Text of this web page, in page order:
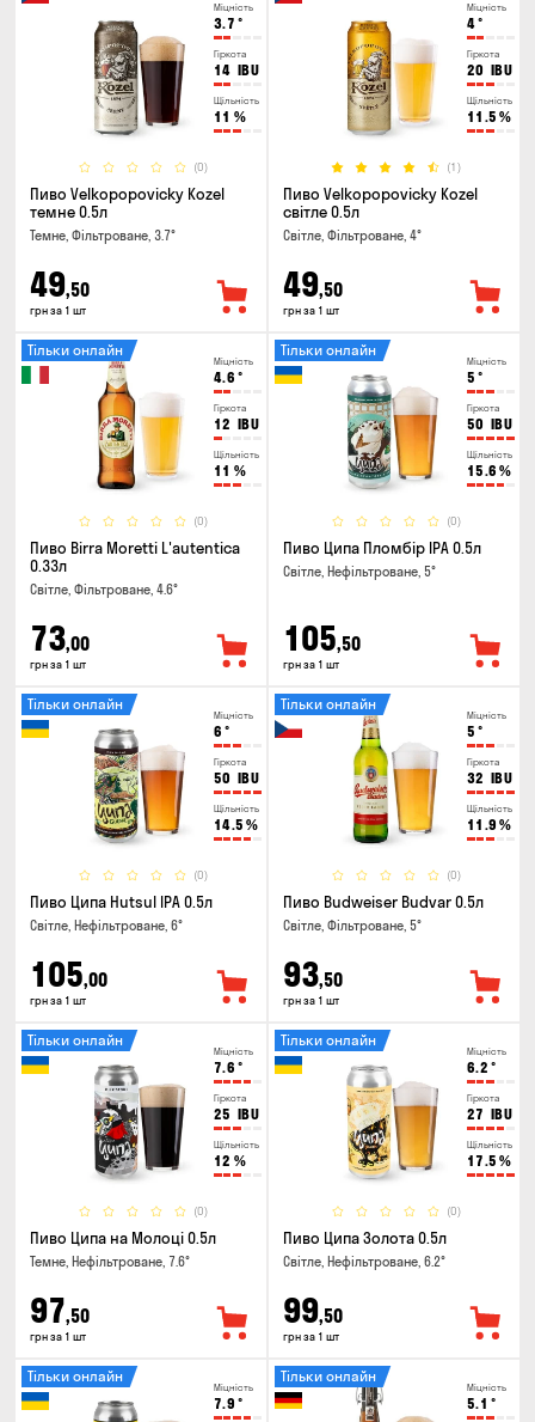
Міцність
3.7 °
Гіркота
14 IBU
Щільність
11 %
(0)
Пиво Velkopopovicky Kozel
темне 0.5л
Темне, Фільтроване, 3.7°
49,50
грн за 1 шт
Міцність
4°
Гіркота
20 IBU
Щільність
11.5 %
(1)
Пиво Velkopopovicky Kozel
світле 0.5л
Світле, Фільтроване, 4°
49,50
грн за 1 шт
Міцність
4.6 °
Гіркота
12 IBU
Щільність
11 %
(0)
Тільки онлайн
Пиво Birra Moretti L'autentica
0.33л
Світле, Фільтроване, 4.6°
73,00
грн за 1 шт
Міцність
5 °
Гіркота
50 IBU
Щільність
15.6 %
(0)
Тільки онлайн
Пиво Ципа Пломбір IPA 0.5л
Світле, Нефільтроване, 5°
105,50
грн за 1 шт
Міцність
6 °
Гіркота
50 IBU
Щільність
14.5 %
(0)
Тільки онлайн
Пиво Ципа Hutsul IPA 0.5л
Світле, Нефільтроване, 6°
105,00
грн за 1 шт
Міцність
5 °
Гіркота
32 IBU
Щільність
11.9 %
(0)
Тільки онлайн
Пиво Budweiser Budvar 0.5л
Світле, Фільтроване, 5°
93,50
грн за 1 шт
Міцність
7.6 °
Гіркота
25 IBU
Щільність
12 %
(0)
Тільки онлайн
Пиво Ципа на Молоці 0.5л
Темне, Нефільтроване, 7.6°
97,50
грн за 1 шт
Міцність
6.2 °
Гіркота
27 IBU
Щільність
17.5 %
(0)
Тільки онлайн
Пиво Ципа Золота 0.5л
Світле, Нефільтроване, 6.2°
99,50
грн за 1 шт
Міцність
7.9 °
Тільки онлайн
Міцність
5.1 °
Тільки онлайн